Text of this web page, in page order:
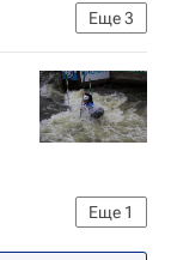
Еще3
Еще 1